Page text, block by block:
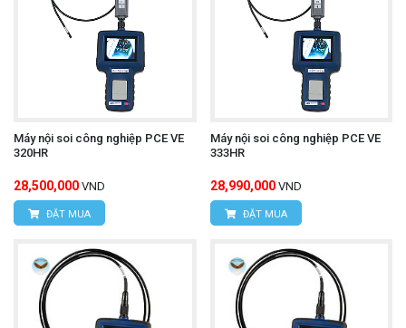
Máy nội soi công nghiệp PCE VE
320HR
28,500,000 VND
ĐẶT MUA
Máy nội soi công nghiệp PCE VE
333HR
28,990,000 VND
ĐẶT MUA